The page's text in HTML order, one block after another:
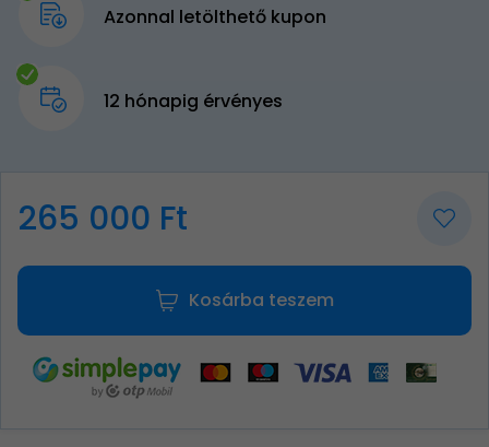
Azonnal letölthető kupon
12 hónapig érvényes
265 000 Ft
Kosárba teszem